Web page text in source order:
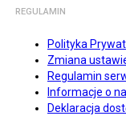
REGULAMIN
Polityka
Zmiana
Regulamin
Informacje o
Deklaracja